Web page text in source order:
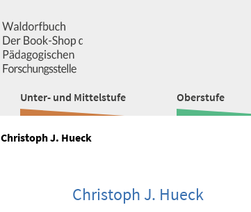
Unter- und Mittelstufe Oberstufe
Christoph J. Hueck
Christoph J. Hueck